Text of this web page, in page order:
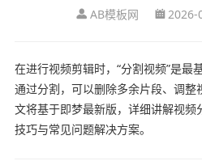
AB模板网 2026-
在进行视频剪辑时，“分割视频”是最
通过分割，可以删除多余片段、调
文将基于即梦最新版，详细讲解视频
技巧与常见问题解决方案。